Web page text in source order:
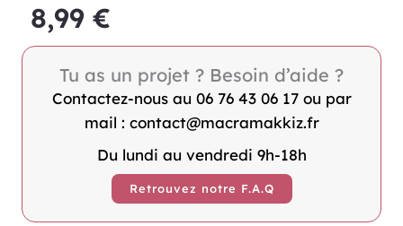
8,99€
Tu as un projet ? Besoin d’aide ?
Contactez-nous au 06 76 43 06 17 ou par
mail : contact@macramakkiz.fr
Du lundi au vendredi 9h-18h
Retrouvez notre F.A.Q